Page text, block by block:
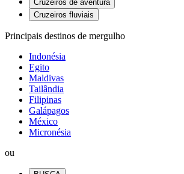
Cruzeiros de aventura
Cruzeiros fluviais
Principais destinos de mergulho
Indonésia
Egito
Maldivas
Tailândia
Filipinas
Galápagos
México
Micronésia
ou